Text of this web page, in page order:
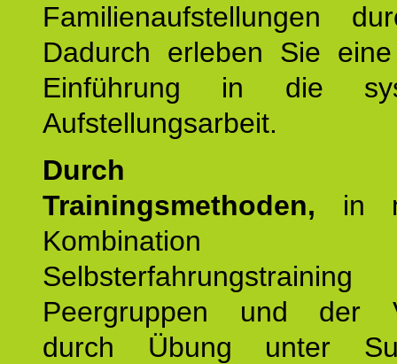
Familienaufstellungen
Dadurch erleben Sie
Einführung in die
Aufstellungsarbeit.
Durch
Trainingsmethoden, in
Peergruppen und der
durch Übung unter